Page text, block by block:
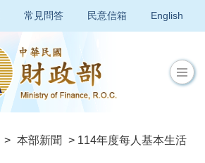
常見問答 民意信箱 English
> 本部新聞
> 114年度每人基本生活